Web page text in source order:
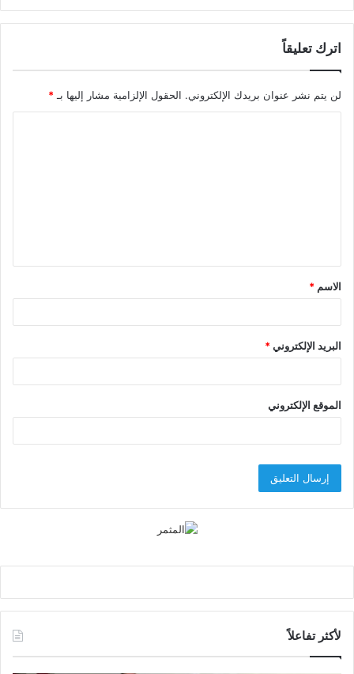
اترك تعليقاً
لن يتم نشر عنوان بريدك الإلكتروني. الحقول الإلزامية مشار إليها بـ *
ق
*
الاسم *
البريد الإلكتروني*
الموقع الإلكتروني
لأكثر تفاعلاً